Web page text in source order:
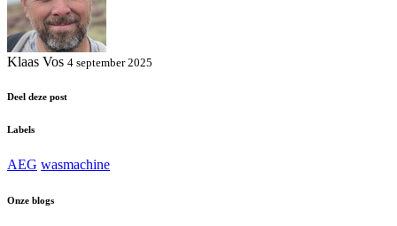
Klaas Vos 4 september 2025
Deel deze post
Labels
AEG wasmachine
Onze blogs